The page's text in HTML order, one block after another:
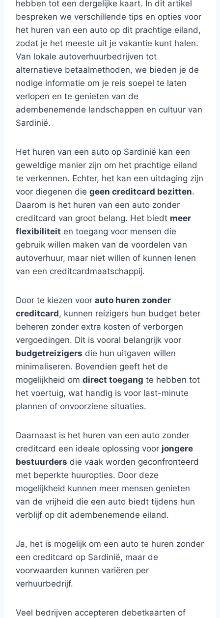
hebben tot een dergelijke kaart. In dit artikel
bespreken we verschillende tips en opties voor
het huren van een auto op dit prachtige eiland,
zodat je het meeste uit je vakantie kunt halen.
Van lokale autoverhuurbedrijven tot
alternatieve betaalmethoden, we bieden je de
nodige informatie om je reis soepel te laten
verlopen en te genieten van de
adembenemende landschappen en cultuur van
Sardinië.
Het huren van een auto op Sardinië kan een
geweldige manier zijn om het prachtige eiland
te verkennen. Echter, het kan een uitdaging zijn
voor diegenen die geen creditcard bezitten.
Daarom is het huren van een auto zonder
creditcard van groot belang. Het biedt meer
flexibiliteit en toegang voor mensen die
gebruik willen maken van de voordelen van
autoverhuur, maar niet willen of kunnen lenen
van een creditcardmaatschappij.
Door te kiezen voor auto huren zonder
creditcard, kunnen reizigers hun budget beter
beheren zonder extra kosten of verborgen
vergoedingen. Dit is vooral belangrijk voor
budgetreizigers die hun uitgaven willen
minimaliseren. Bovendien geeft het de
mogelijkheid om direct toegang te hebben tot
het voertuig, wat handig is voor last-minute
plannen of onvoorziene situaties.
Daarnaast is het huren van een auto zonder
creditcard een ideale oplossing voor jongere
bestuurders die vaak worden geconfronteerd
met beperkte huuropties. Door deze
mogelijkheid kunnen meer mensen genieten
van de vrijheid die een auto biedt tijdens hun
verblijf op dit adembenemende eiland.
Ja, het is mogelijk om een auto te huren zonder
een creditcard op Sardinië, maar de
voorwaarden kunnen variëren per
verhuurbedrijf.
Veel bedrijven accepteren debetkaarten of